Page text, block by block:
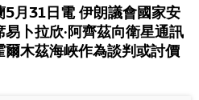
月31日電 伊朗議會國家安
卜拉欣·阿齊茲向衛星通訊
木茲海峽作為談判或討價